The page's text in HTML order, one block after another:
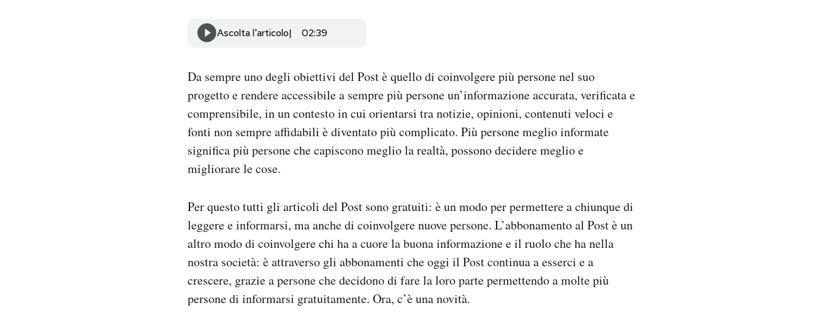
Ascolta l'articolo 02:39
Da sempre uno degli obiettivi del Post è quello di coinvolgere più persone nel suo
progetto e rendere accessibile a sempre più persone un’informazione accurata, verificata e
comprensibile, in un contesto in cui orientarsi tra notizie, opinioni, contenuti veloci e
fonti non sempre affidabili è diventato più complicato. Più persone meglio informate
significa più persone che capiscono meglio la realtà, possono decidere meglio e
migliorare le cose.
Per questo tutti gli articoli del Post sono gratuiti: è un modo per permettere a chiunque di
leggere e informarsi, ma anche di coinvolgere nuove persone. L’abbonamento al Post è un
altro modo di coinvolgere chi ha a cuore la buona informazione e il ruolo che ha nella
nostra società: è attraverso gli abbonamenti che oggi il Post continua a esserci e a
crescere, grazie a persone che decidono di fare la loro parte permettendo a molte più
persone di informarsi gratuitamente. Ora, c’è una novità.